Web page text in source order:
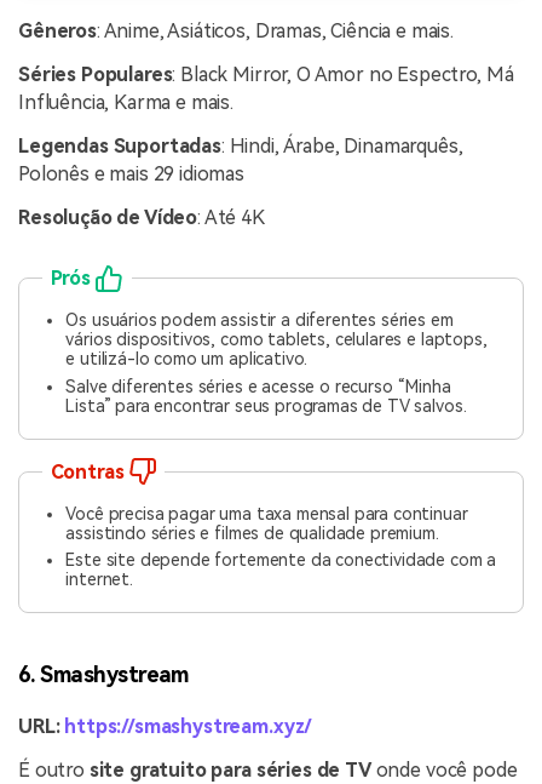
Gêneros: Anime, Asiáticos, Dramas, Ciência e mais.
Séries Populares: Black Mirror, O Amor no Espectro, Má
Influência, Karma e mais.
Legendas Suportadas: Hindi, Árabe, Dinamarquês,
Polonês e mais 29 idiomas
Resolução de Vídeo: Até 4K
Prós
Os usuários podem assistir a diferentes séries em
vários dispositivos, como tablets, celulares e laptops,
e utilizá-lo como um aplicativo.
Salve diferentes séries e acesse o recurso “Minha
Lista” para encontrar seus programas de TV salvos.
Contras
Você precisa pagar uma taxa mensal para continuar
assistindo séries e filmes de qualidade premium.
Este site depende fortemente da conectividade com a
internet.
6. Smashystream
URL: https://smashystream.xyz/
É outro site gratuito para séries de TVonde você pode